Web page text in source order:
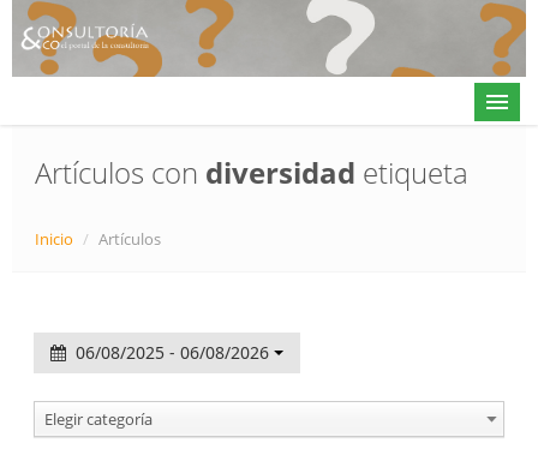
Contacto
Artículos con diversidad etiqueta
Inicio / Artículos
06/08/2025 - 06/08/2026
Elegir categoría